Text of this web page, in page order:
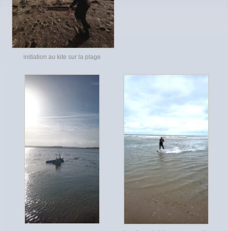
initiation au kite sur la plage